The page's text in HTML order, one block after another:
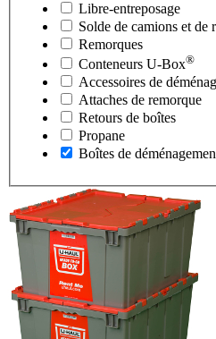
Libre-entreposage
Solde de camions et de
Remorques
Conteneurs U-Box®
Accessoires de
Attaches de remorque
Retours de boîtes
Propane
Boîtes de